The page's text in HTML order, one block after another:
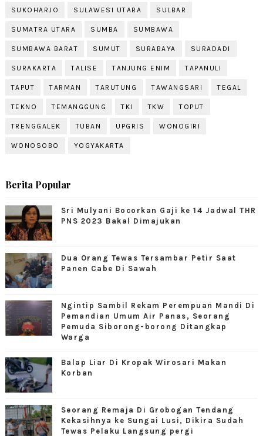
SUKOHARJO SULAWESI UTARA SULBAR
SUMATRA UTARA SUMBA SUMBAWA
SUMBAWA BARAT SUMUT SURABAYA SURADADI
SURAKARTA TALISE TANJUNG ENIM TAPANULI
TAPUT TARMAN TARUTUNG TAWANGSARI TEGAL
TEKNO TEMANGGUNG TKI TKW TOPUT
TRENGGALEK TUBAN UPGRIS WONOGIRI
WONOSOBO YOGYAKARTA
Berita Popular
Sri Mulyani Bocorkan Gaji ke 14 Jadwal THR
PNS 2023 Bakal Dimajukan
Dua Orang Tewas Tersambar Petir Saat
Panen Cabe Di Sawah
Ngintip Sambil Rekam Perempuan Mandi Di
Pemandian Umum Air Panas, Seorang
Pemuda Siborong-borong Ditangkap
Warga
Balap Liar Di Kropak Wirosari Makan
Korban
Seorang Remaja Di Grobogan Tendang
Kekasihnya ke Sungai Lusi, Dikira Sudah
Tewas Pelaku Langsung pergi